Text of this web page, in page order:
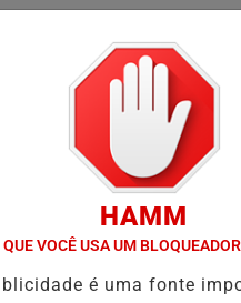
Notícia
NO 2º TRIMESTRE, AFIRMA
HAMM
QUE VOCÊ USA UM
é uma fonte